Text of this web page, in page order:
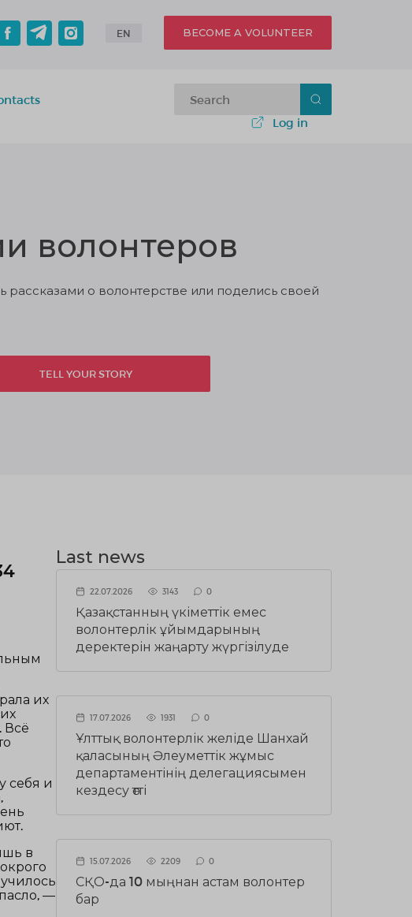
EN BECOME A VOLUNTEER
Log in
волонтеров
рассказами о волонтерстве или поделись своей
TELL YOUR STORY
их
Всё
себя и
в
—
Last news
22.07.2026 3143 0
Қазақстанның үкіметтік емес
волонтерлік ұйымдарының
деректерін жаңарту жүргізілуде
17.07.2026 1931 0
Ұлттық волонтерлік желіде Шанхай
қаласының Әлеуметтік жұмыс
департаментінің делегациясымен
кездесу өтті
15.07.2026 2209 0
СҚО-да 10 мыңнан астам волонтер
бар